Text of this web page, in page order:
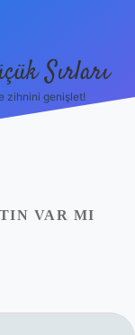
Sırları
zihnini genişlet!
VAR MI